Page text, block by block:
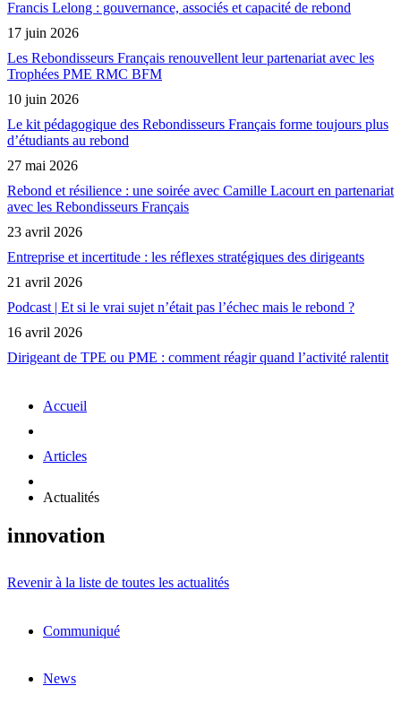
Francis Lelong : gouvernance, associés et capacité de rebond
17 juin 2026
Les Rebondisseurs Français renouvellent leur partenariat avec les
Trophées PME RMC BFM
10 juin 2026
Le kit pédagogique des Rebondisseurs Français forme toujours plus
d’étudiants au rebond
27 mai 2026
Rebond et résilience : une soirée avec Camille Lacourt en partenariat
avec les Rebondisseurs Français
23 avril 2026
Entreprise et incertitude : les réflexes stratégiques des dirigeants
21 avril 2026
Podcast | Et si le vrai sujet n’était pas l’échec mais le rebond ?
16 avril 2026
Dirigeant de TPE ou PME : comment réagir quand l’activité ralentit
Accueil
Articles
Actualités
innovation
Revenir à la liste de toutes les actualités
Communiqué
News